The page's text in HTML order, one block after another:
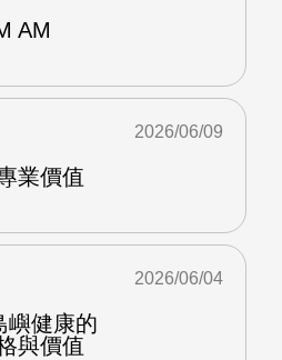
AM
業價值
2026/06/09
嶼健康的
與價值
2026/06/04